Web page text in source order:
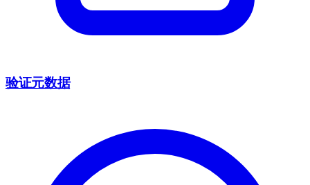
验证元数据